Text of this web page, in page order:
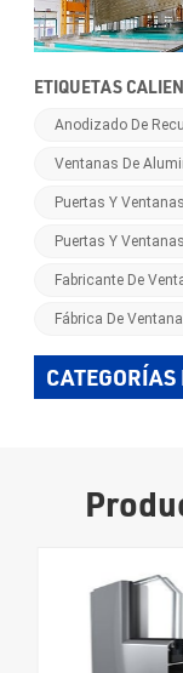
ETIQUETAS
Anodizado De
Ventanas De
Puertas Y
Puertas Y
Fabricante De
Fábrica De
CATEGORÍAS